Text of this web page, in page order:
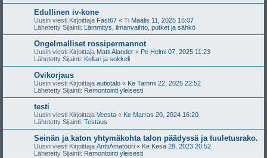
Edullinen iv-kone
Uusin viesti Kirjoittaja Fast67 « Ti Maalis 11, 2025 15:07
Lähetetty Sijainti: Lämmitys, ilmanvaihto, putket ja sähkö
Ongelmalliset rossipermannot
Uusin viesti Kirjoittaja Matti Alander « Pe Helmi 07, 2025 11:23
Lähetetty Sijainti: Kellari ja sokkeli
Ovikorjaus
Uusin viesti Kirjoittaja autiotalo « Ke Tammi 22, 2025 22:52
Lähetetty Sijainti: Remontointi yleisesti
testi
Uusin viesti Kirjoittaja Veesta « Ke Marras 20, 2024 16:20
Lähetetty Sijainti: Testaus
Seinän ja katon yhtymäkohta talon päädyssä ja tuuletusrako.
Uusin viesti Kirjoittaja AnttiAmatööri « Ke Kesä 28, 2023 20:52
Lähetetty Sijainti: Remontointi yleisesti